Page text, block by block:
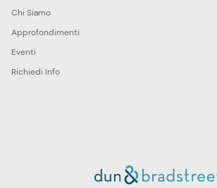
Chi Siamo
Approfondimenti
Eventi
Richiedi Info